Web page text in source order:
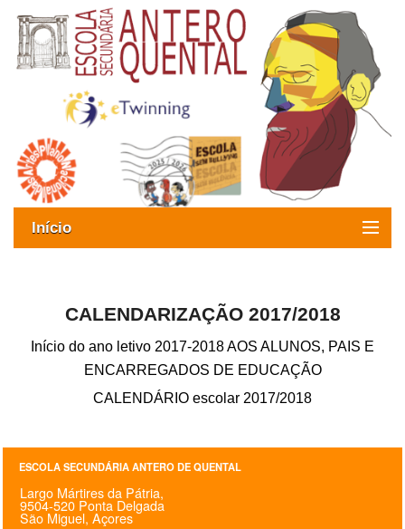
Início
Oferta formativa
SIGE
Clubes Escolares
Matrículas
CALENDARIZAÇÃO 2017/2018
Início do ano letivo 2017-2018 AOS ALUNOS, PAIS E
ENCARREGADOS DE EDUCAÇÃO
CALENDÁRIO escolar 2017/2018
ESCOLA SECUNDÁRIA ANTERO DE QUENTAL
Largo Mártires da Pátria,
9504-520 Ponta Delgada
São Miguel, Açores